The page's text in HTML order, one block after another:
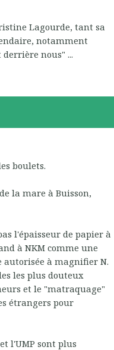
Lagourde, tant sa
notamment
nous" ...
boulets.
la mare à Buisson,
l'épaisseur de papier à
à NKM comme une
autorisée à magnifier N.
les plus douteux
et le "matraquage"
étrangers pour
l'UMP sont plus